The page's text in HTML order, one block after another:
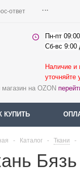
ответ ...
Пн-пт
Сб-вс 9:00
Наличие и
уточняйте
на OZON
КУПИТЬ
- Каталог - Ткани -